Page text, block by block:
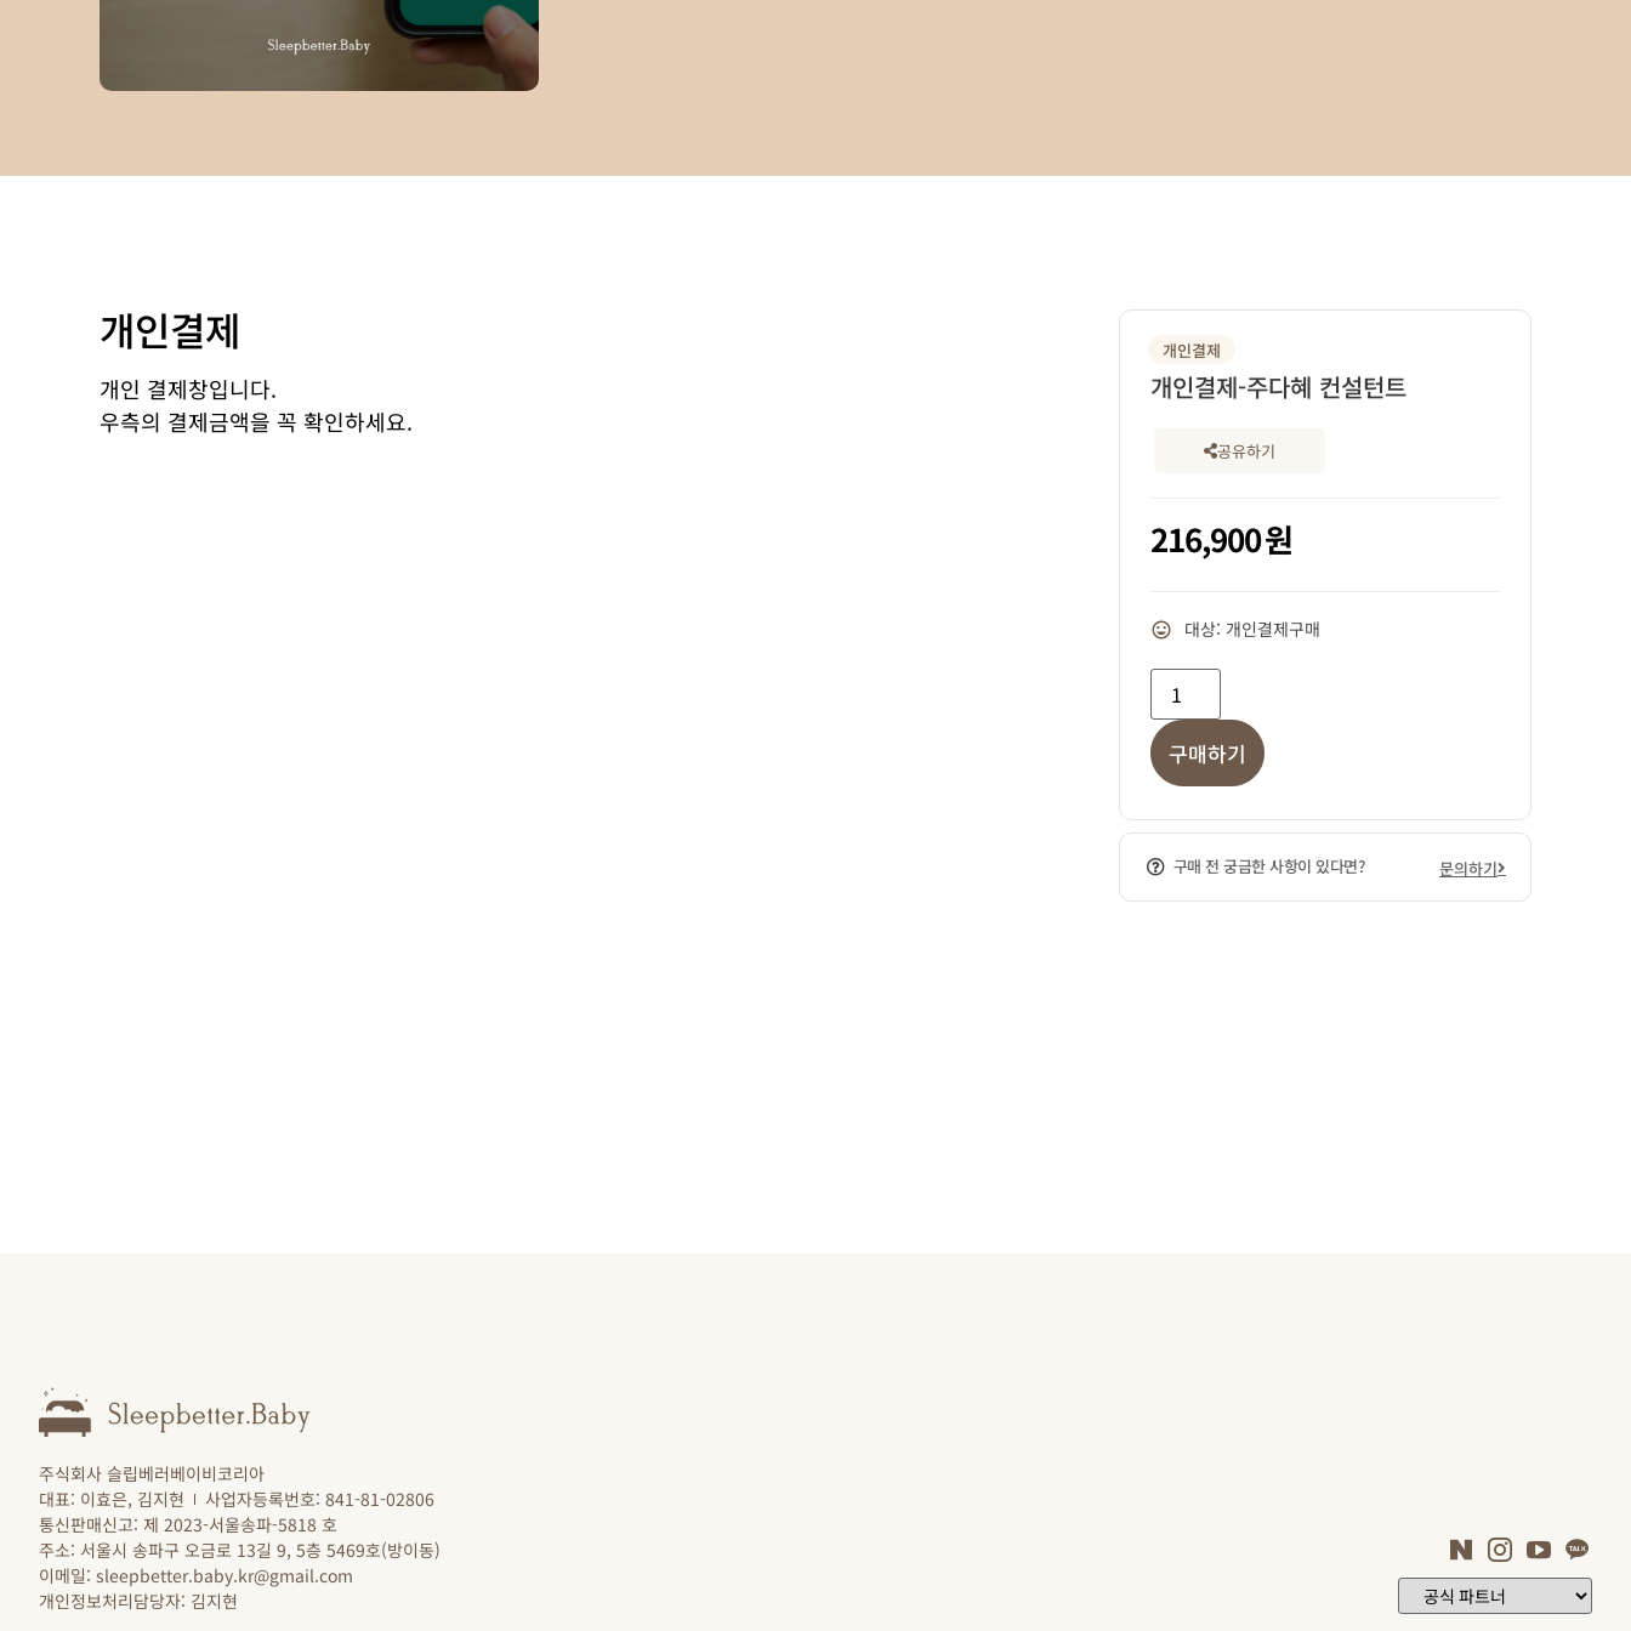
개인결제
개인 결제창입니다.
우측의 결제금액을 꼭 확인하세요.
개인결제
개인결제-주다혜 컨설턴트
공유하기
216,900원
대상: 개인결제구매
구매하기
구매 전 궁금한 사항이 있다면? 문의하기
주식회사 슬립베러베이비코리아
대표: 이효은, 김지현
사업자등록번호: 841-81-02806
통신판매신고: 제 2023-서울송파-5818 호
주소: 서울시 송파구 오금로 13길 9, 5층 5469호(방이동)
이메일: sleepbetter.baby.kr@gmail.com
개인정보처리담당자: 김지현